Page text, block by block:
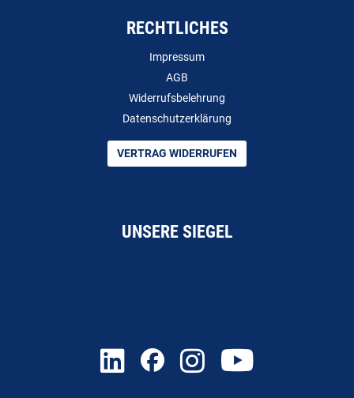
RECHTLICHES
Impressum
AGB
Widerrufsbelehrung
Datenschutzerklärung
VERTRAG WIDERRUFEN
UNSERE SIEGEL